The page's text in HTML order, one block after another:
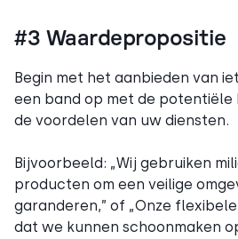
#3 Waardepropositie
Begin met het aanbieden van
een band op met de
de voordelen van uw diensten.
Bijvoorbeeld: „Wij gebruiken
producten om een veilige
garanderen,” of „Onze
dat we kunnen schoonmaken